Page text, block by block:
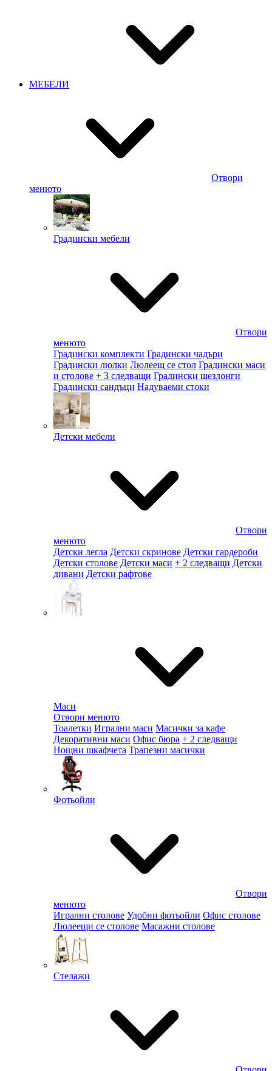
МЕБЕЛИ
Отвори
менюто
Градински мебели
Отвори
менюто
Градински комплекти Градински чадъри
Градински люлки Люлеещ се стол Градински маси
и столове + 3 следващи Градински шезлонги
Градински сандъци Надуваеми стоки
Детски мебели
Отвори
менюто
Детски легла Детски скринове Детски гардероби
Детски столове Детски маси + 2 следващи Детски
дивани Детски рафтове
Маси
Отвори менюто
Тоалетки Игрални маси Масички за кафе
Декоративни маси Офис бюра + 2 следващи
Нощни шкафчета Трапезни масички
Фотьойли
Отвори
менюто
Игрални столове Удобни фотьойли Офис столове
Люлеещи се столове Масажни столове
Стелажи